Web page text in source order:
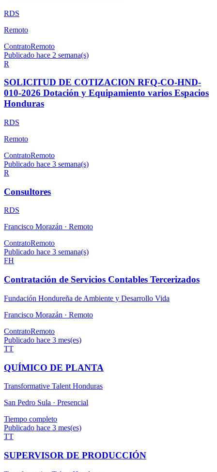
RDS
Remoto
ContratoRemoto
Publicado hace 2 semana(s)
R
SOLICITUD DE COTIZACION RFQ-CO-HND-
010-2026 Dotación y Equipamiento varios Espacios
Honduras
RDS
Remoto
ContratoRemoto
Publicado hace 3 semana(s)
R
Consultores
RDS
Francisco Morazán · Remoto
ContratoRemoto
Publicado hace 3 semana(s)
FH
Contratación de Servicios Contables Tercerizados
Fundación Hondureña de Ambiente y Desarrollo Vida
Francisco Morazán · Remoto
ContratoRemoto
Publicado hace 3 mes(es)
TT
QUÍMICO DE PLANTA
Transformative Talent Honduras
San Pedro Sula · Presencial
Tiempo completo
Publicado hace 3 mes(es)
TT
SUPERVISOR DE PRODUCCIÓN